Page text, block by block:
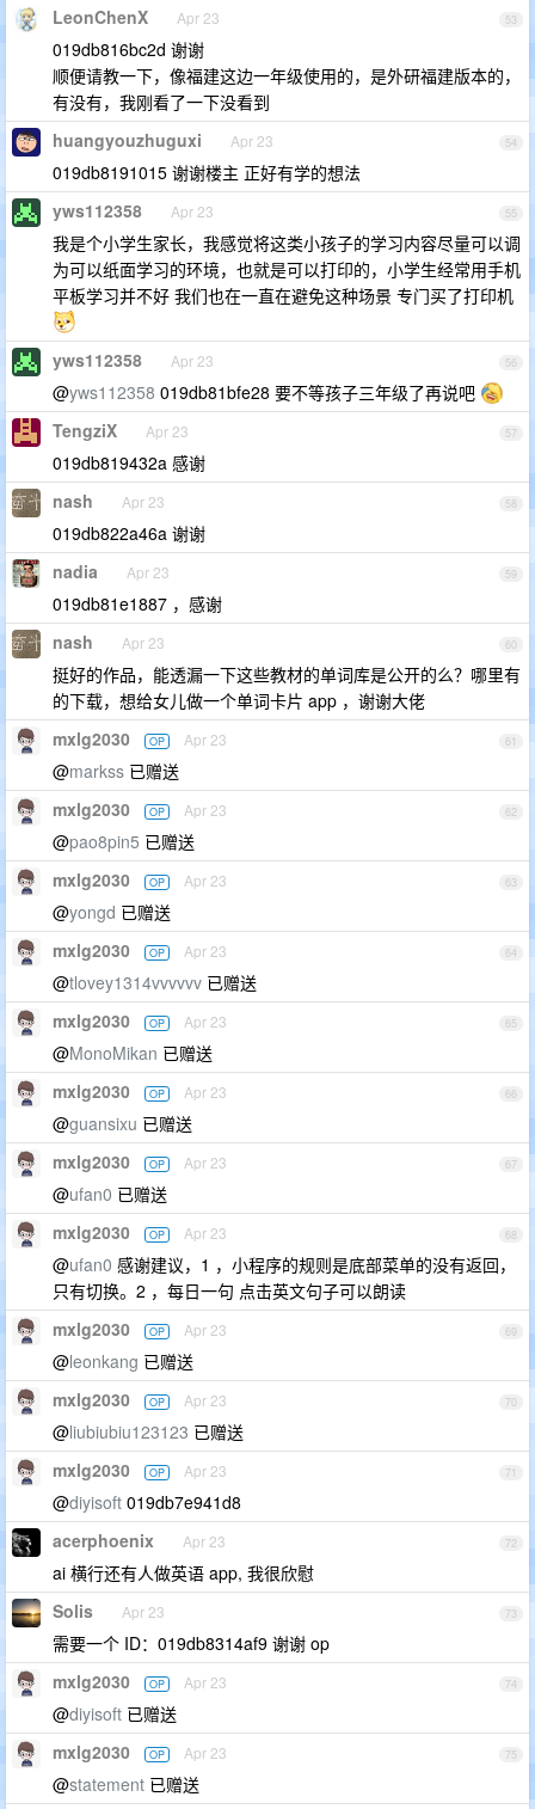
53
LeonChenX Apr 23
019db816bc2d 谢谢
顺便请教一下，像福建这边一年级使用的，是外研福建版本的，
有没有，我刚看了一下没看到
54
huangyouzhuguxi Apr 23
019db8191015 谢谢楼主 正好有学的想法
55
yws112358 Apr 23
我是个小学生家长，我感觉将这类小孩子的学习内容尽量可以调
为可以纸面学习的环境，也就是可以打印的，小学生经常用手机
平板学习并不好 我们也在一直在避免这种场景 专门买了打印机
56
yws112358 Apr 23
@yws112358 019db81bfe28 要不等孩子三年级了再说吧
57
TengziX Apr 23
019db819432a 感谢
58
nash Apr 23
019db822a46a 谢谢
59
nadia Apr 23
019db81e1887 ，感谢
60
nash Apr 23
挺好的作品，能透漏一下这些教材的单词库是公开的么？哪里有
的下载，想给女儿做一个单词卡片 app ，谢谢大佬
61
mxlg2030 OP Apr 23
@markss 已赠送
62
mxlg2030 OP Apr 23
@pao8pin5 已赠送
63
mxlg2030 OP Apr 23
@yongd 已赠送
64
mxlg2030 OP Apr 23
@tlovey1314vvvvvv 已赠送
65
mxlg2030 OP Apr 23
@MonoMikan 已赠送
66
mxlg2030 OP Apr 23
@guansixu 已赠送
67
mxlg2030 OP Apr 23
@ufan0 已赠送
68
mxlg2030 OP Apr 23
@ufan0 感谢建议，1 ，小程序的规则是底部菜单的没有返回，
只有切换。2 ，每日一句 点击英文句子可以朗读
69
mxlg2030 OP Apr 23
@leonkang 已赠送
70
mxlg2030 OP Apr 23
@liubiubiu123123 已赠送
71
mxlg2030 OP Apr 23
@diyisoft 019db7e941d8
72
acerphoenix Apr 23
ai 横行还有人做英语 app, 我很欣慰
73
Solis Apr 23
需要一个 ID：019db8314af9 谢谢 op
74
mxlg2030 OP Apr 23
@diyisoft 已赠送
75
mxlg2030 OP Apr 23
@statement 已赠送